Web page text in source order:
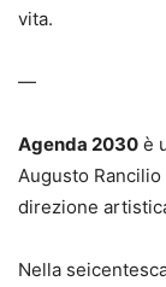
vita.
—
Agenda 2030 è
Augusto
direzione
Nella